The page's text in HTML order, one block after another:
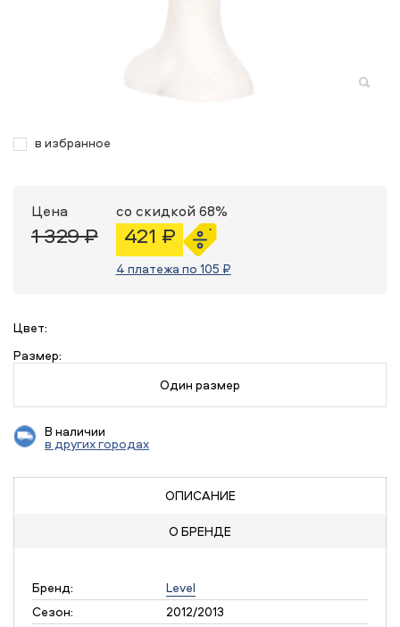
в избранное
Цена
1 329 ₽
со скидкой 68%
421 ₽
4 платежа по 105 ₽
Цвет:
Размер:
Один размер
В наличии
в других городах
ОПИСАНИЕ
О БРЕНДЕ
Бренд:
Level
Сезон:
2012/2013